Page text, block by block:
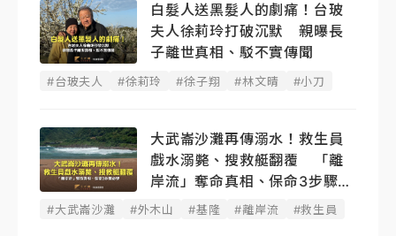
白髮人送黑髮人的劇痛！台玻
夫人徐莉玲打破沉默 親曝長
子離世真相、駁不實傳聞
#台玻夫人 #徐莉玲 #徐子翔 #林文晴 #小刀
大武崙沙灘再傳溺水！救生員
戲水溺斃、搜救艇翻覆 「離
岸流」奪命真相、保命3步驟必
學
#大武崙沙灘 #外木山 #基隆 #離岸流 #救生員